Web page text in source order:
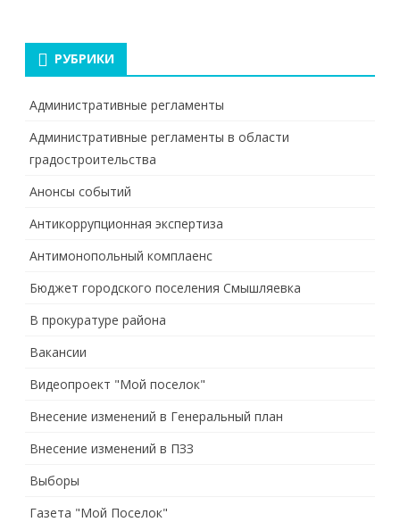
РУБРИКИ
Административные регламенты
Административные регламенты в области
градостроительства
Анонсы событий
Антикоррупционная экспертиза
Антимонопольный комплаенс
Бюджет городского поселения Смышляевка
В прокуратуре района
Вакансии
Видеопроект "Мой поселок"
Внесение изменений в Генеральный план
Внесение изменений в ПЗЗ
Выборы
Газета "Мой Поселок"